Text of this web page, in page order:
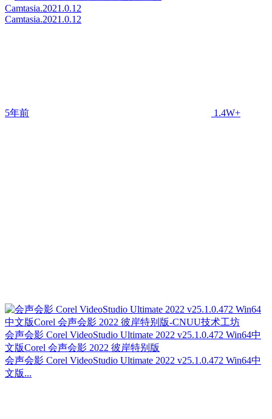
Camtasia.2021.0.12
Camtasia.2021.0.12
5年前 1.4W+
会声会影 Corel VideoStudio Ultimate 2022 v25.1.0.472 Win64中
文版Corel 会声会影 2022 彼岸特别版
会声会影 Corel VideoStudio Ultimate 2022 v25.1.0.472 Win64中
文版...